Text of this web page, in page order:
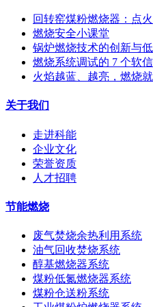
回转窑煤粉燃烧器：点
燃烧安全小课堂
锅炉燃烧技术的创新与
燃烧系统调试的 7 个软
火焰越蓝、越亮，燃烧
关于我们
走进科能
企业文化
荣誉资质
人才招聘
节能燃烧
废气焚烧余热利用系统
油气回收焚烧系统
醇基燃烧器系统
煤粉低氮燃烧器系统
煤粉仓送粉系统